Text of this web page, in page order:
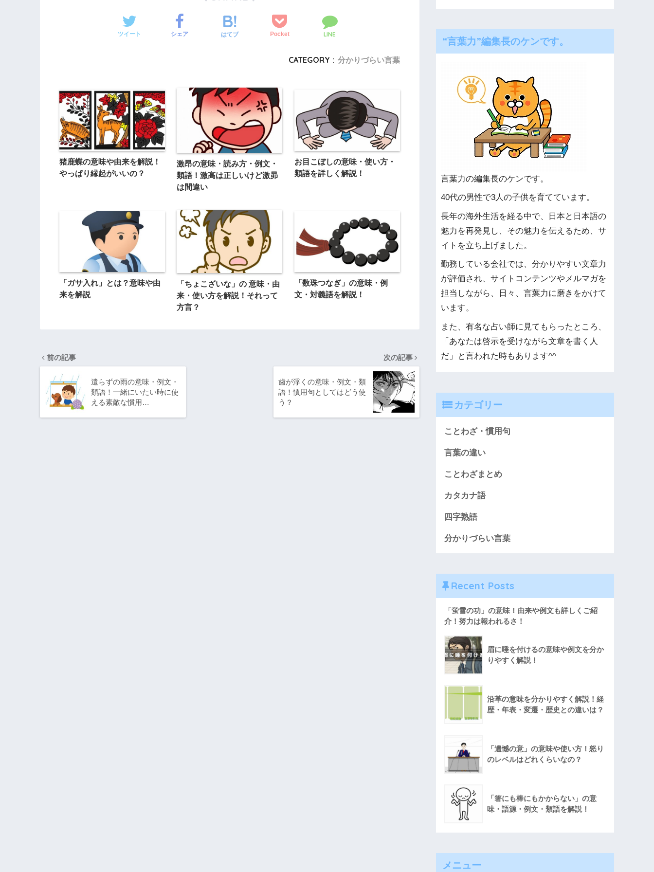
ツイート シェア はてブ Pocket LINE
CATEGORY : 分かりづらい言葉
猪鹿蝶の意味や由来を解説！
やっぱり縁起がいいの？
激昂の意味・読み方・例文・
類語！激高は正しいけど激昴
は間違い
お目こぼしの意味・使い方・
類語を詳しく解説！
「ガサ入れ」とは？意味や由
来を解説
「ちょこざいな」の 意味・由
来・使い方を解説！それって
方言？
「数珠つなぎ」の意味・例
文・対義語を解説！
前の記事
遣らずの雨の意味・例文・
類語！一緒にいたい時に使
える素敵な慣用…
次の記事
歯が浮くの意味・例文・類
語！慣用句としてはどう使
う？
“言葉力”編集長のケンです。
言葉力の編集長のケンです。
40代の男性で3人の子供を育てています。
長年の海外生活を経る中で、日本と日本語の
魅力を再発見し、その魅力を伝えるため、サ
イトを立ち上げました。
勤務している会社では、分かりやすい文章力
が評価され、サイトコンテンツやメルマガを
担当しながら、日々、言葉力に磨きをかけて
います。
また、有名な占い師に見てもらったところ、
「あなたは啓示を受けながら文章を書く人
だ」と言われた時もあります^^
カテゴリー
ことわざ・慣用句
言葉の違い
ことわざまとめ
カタカナ語
四字熟語
分かりづらい言葉
Recent Posts
「蛍雪の功」の意味！由来や例文も詳しくご紹
介！努力は報われるさ！
眉に唾を付けるの意味や例文を分か
りやすく解説！
沿革の意味を分かりやすく解説！経
歴・年表・変遷・歴史との違いは？
「遺憾の意」の意味や使い方！怒り
のレベルはどれくらいなの？
「箸にも棒にもかからない」の意
味・語源・例文・類語を解説！
メニュー